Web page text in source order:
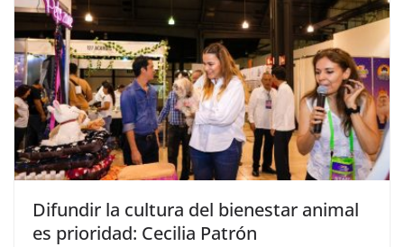
Difundir la cultura del bienestar animal
es prioridad: Cecilia Patrón